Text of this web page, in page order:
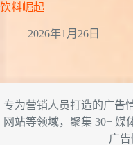
饮料崛起
2026年1月26日
专为营销人员打造的广告
网站等领域，聚集 30+ 媒
广告